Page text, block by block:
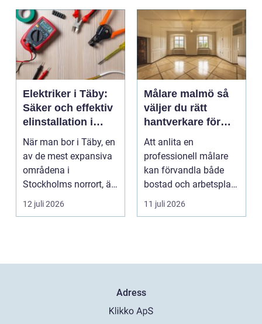
Elektriker i Täby:
Säker och effektiv
elinstallation i
norrort
När man bor i Täby, en
av de mest expansiva
områdena i
Stockholms norrort, är
b...
12 juli 2026
Målare malmö så
väljer du rätt
hantverkare för
hem och företag
Att anlita en
professionell målare
kan förvandla både
bostad och arbetsplats
på kort tid. Färger, yt...
11 juli 2026
Adress